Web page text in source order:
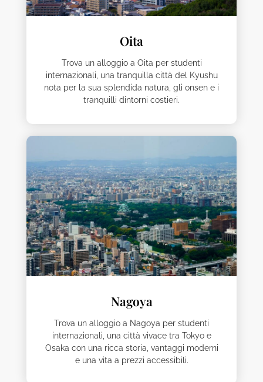
Oita
Trova un alloggio a Oita per studenti
internazionali, una tranquilla città del Kyushu
nota per la sua splendida natura, gli onsen e i
tranquilli dintorni costieri.
Nagoya
Trova un alloggio a Nagoya per studenti
internazionali, una città vivace tra Tokyo e
Osaka con una ricca storia, vantaggi moderni
e una vita a prezzi accessibili.